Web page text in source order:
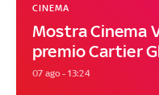
Mostra Cinema
premio Cartier
CINEMA
07 ago - 13:24